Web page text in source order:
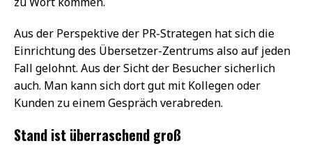
Aus der Perspektive der PR-Strategen hat sich die
Einrichtung des Übersetzer-Zentrums also auf jeden
Fall gelohnt. Aus der Sicht der Besucher sicherlich
auch. Man kann sich dort gut mit Kollegen oder
Kunden zu einem Gespräch verabreden.
Stand ist überraschend groß